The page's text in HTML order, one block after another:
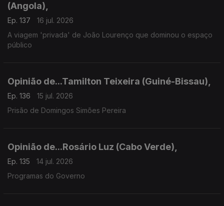
(Angola),
Ep. 137
16 jul. 2026
A viagem 'privada' de João Lourenço que dominou o espaço
público
Opinião de...Tamilton Teixeira (Guiné-Bissau),
Ep. 136
15 jul. 2026
Prisão de Domingos Simões Pereira
Opinião de...Rosário Luz (Cabo Verde),
Ep. 135
14 jul. 2026
Programas do Governo